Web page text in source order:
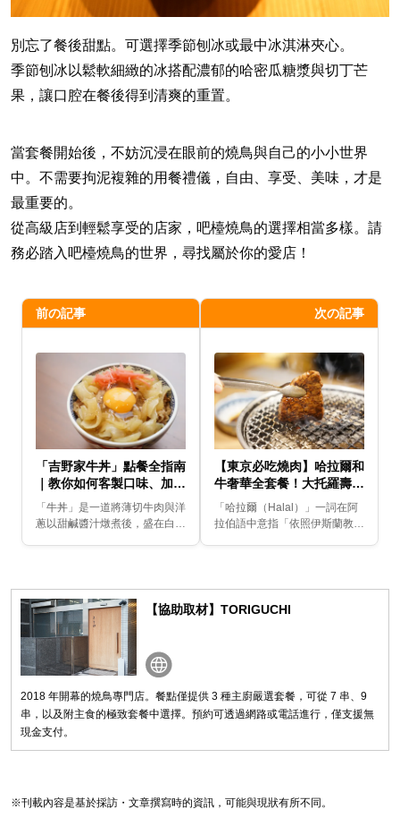
別忘了餐後甜點。可選擇季節刨冰或最中冰淇淋夾心。
季節刨冰以鬆軟細緻的冰搭配濃郁的哈密瓜糖漿與切丁芒
果，讓口腔在餐後得到清爽的重置。
當套餐開始後，不妨沉浸在眼前的燒鳥與自己的小小世界
中。不需要拘泥複雜的用餐禮儀，自由、享受、美味，才是
最重要的。
從高級店到輕鬆享受的店家，吧檯燒鳥的選擇相當多樣。請
務必踏入吧檯燒鳥的世界，尋找屬於你的愛店！
前の記事
「吉野家牛丼」點餐全指南
｜教你如何客製口味、加料
吃法與美味秘訣
「牛丼」是一道將薄切牛肉與洋
蔥以甜鹹醬汁燉煮後，盛在白飯
吃・便宜・快速」的口...
次の記事
【東京必吃燒肉】哈拉爾和
牛奢華全套餐！大托羅壽司
×黑樺牛×厚切牛舌的極致
饗宴
「哈拉爾（Halal）」一詞在阿
拉伯語中意指「依照伊斯蘭教法
嚴謹的加工管理，...
【協助取材】TORIGUCHI
2018 年開幕的燒鳥專門店。餐點僅提供 3 種主廚嚴選套餐，可從 7 串、9
串，以及附主食的極致套餐中選擇。預約可透過網路或電話進行，僅支援無
現金支付。
※刊載內容是基於採訪・文章撰寫時的資訊，可能與現狀有所不同。